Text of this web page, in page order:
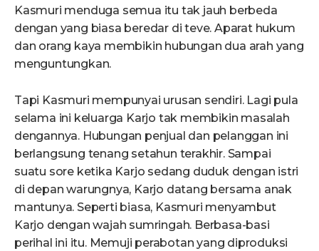
Kasmuri menduga semua itu tak jauh berbeda
dengan yang biasa beredar di teve. Aparat hukum
dan orang kaya membikin hubungan dua arah yang
menguntungkan.
Tapi Kasmuri mempunyai urusan sendiri. Lagi pula
selama ini keluarga Karjo tak membikin masalah
dengannya. Hubungan penjual dan pelanggan ini
berlangsung tenang setahun terakhir. Sampai
suatu sore ketika Karjo sedang duduk dengan istri
di depan warungnya, Karjo datang bersama anak
mantunya. Seperti biasa, Kasmuri menyambut
Karjo dengan wajah sumringah. Berbasa-basi
perihal ini itu. Memuji perabotan yang diproduksi